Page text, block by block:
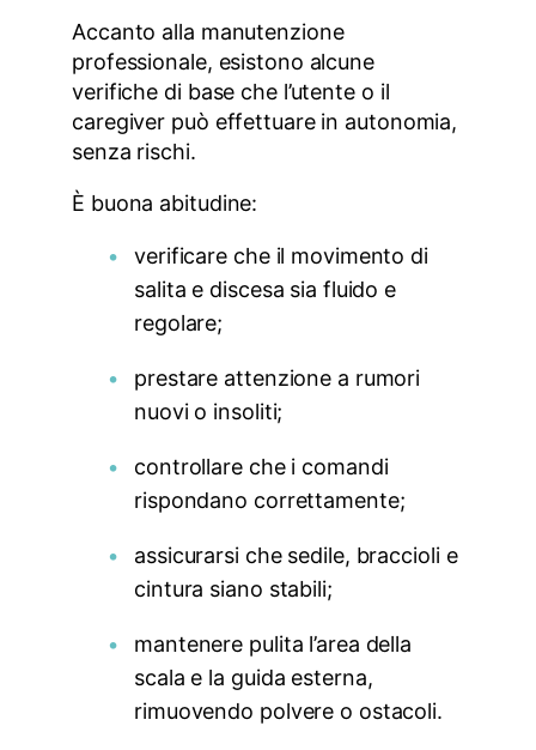
Accanto alla manutenzione
professionale, esistono alcune
verifiche di base che l’utente o il
caregiver può effettuare in autonomia,
senza rischi.
È buona abitudine:
verificare che il movimento di
salita e discesa sia fluido e
regolare;
prestare attenzione a rumori
nuovi o insoliti;
controllare che i comandi
rispondano correttamente;
assicurarsi che sedile, braccioli e
cintura siano stabili;
mantenere pulita l’area della
scala e la guida esterna,
rimuovendo polvere o ostacoli.